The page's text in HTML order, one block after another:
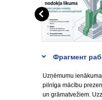
Фрагмент
Uzņēmumu
pilnīga mācību
un grāmatvežiem.